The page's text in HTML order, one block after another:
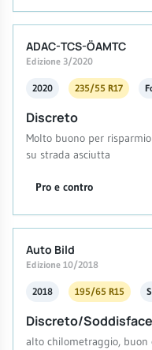
ADAC-TCS-ÖAMTC
Edizione 3/2020
2020 235/55 R17
Discreto
Molto buono per
su strada asciutta
Pro e contro
Auto Bild
Edizione 10/2018
2018 195/65 R15
Discreto/
alto chilometraggio,